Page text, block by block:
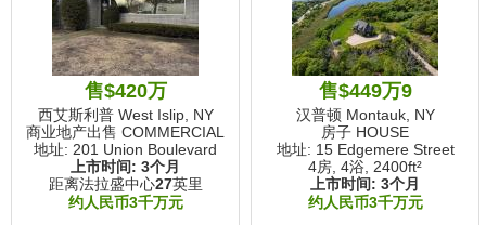
售$420万
西艾斯利普 West Islip, NY
商业地产出售 COMMERCIAL
地址: 201 Union Boulevard
上市时间: 3个月
距离法拉盛中心27英里
约人民币3千万元
售$449万9
汉普顿 Montauk, NY
房子 HOUSE
地址: 15 Edgemere Street
4房, 4浴, 2400ft²
上市时间: 3个月
约人民币3千万元